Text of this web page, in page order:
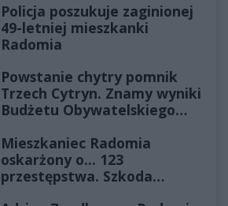
Policja poszukuje zaginionej
49-letniej mieszkanki
Radomia
Powstanie chytry pomnik
Trzech Cytryn. Znamy wyniki
Budżetu Obywatelskiego
Mieszkaniec Radomia
oskarżony o... 123
przestępstwa. Szkoda